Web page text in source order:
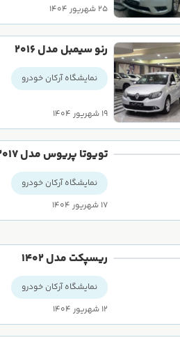
۲۵ شهریور ۱۴۰۴
رنو سیمبل مدل 2016
نمایشگاه آرکان خودرو
۱۹ شهریور ۱۴۰۴
تویوتا پریوس مدل 2017
نمایشگاه آرکان خودرو
۱۷ شهریور ۱۴۰۴
ریسپکت مدل ۱۴۰۲
نمایشگاه آرکان خودرو
۱۲ شهریور ۱۴۰۴